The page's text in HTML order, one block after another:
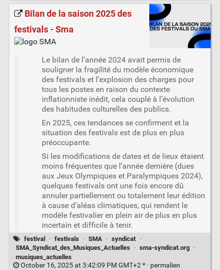
Bilan de la saison 2025 des
festivals - Sma
Le bilan de l’année 2024 avait permis de
souligner la fragilité du modèle économique
des festivals et l’explosion des charges pour
tous les postes en raison du contexte
inflationniste inédit, cela couplé à l’évolution
des habitudes culturelles des publics.
En 2025, ces tendances se confirment et la
situation des festivals est de plus en plus
préoccupante.
Si les modifications de dates et de lieux étaient
moins fréquentes que l’année dernière (dues
aux Jeux Olympiques et Paralympiques 2024),
quelques festivals ont une fois encore dû
annuler partiellement ou totalement leur édition
à cause d’aléas climatiques, qui rendent le
modèle festivalier en plein air de plus en plus
incertain et difficile à tenir.
festival · festivals · SMA · syndicat
·
SMA_Syndicat_des_Musiques_Actuelles
· sma-syndicat.org
·
musiques_actuelles
October 16, 2025 at 3:42:09 PM GMT+2 * · permalien